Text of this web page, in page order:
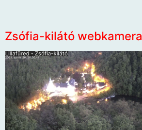
Zsófia-kilátó webkamera